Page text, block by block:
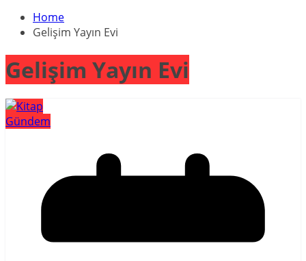
Home
Gelişim Yayın Evi
Gelişim Yayın Evi
Gündem